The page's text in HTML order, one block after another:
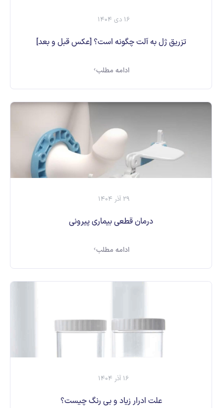
16 دی 1404
تزریق ژل به آلت چگونه است؟ [عکس قبل و بعد]
ادامه مطلب
29 آذر 1404
درمان قطعی بیماری پیرونی
ادامه مطلب
16 آذر 1404
علت ادرار زیاد و بی رنگ چیست؟